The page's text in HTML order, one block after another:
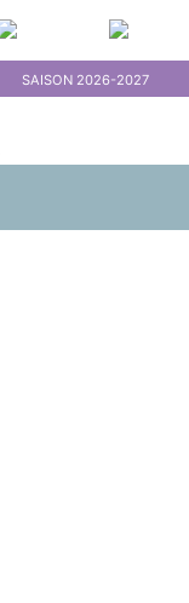
SAISON 2026-2027